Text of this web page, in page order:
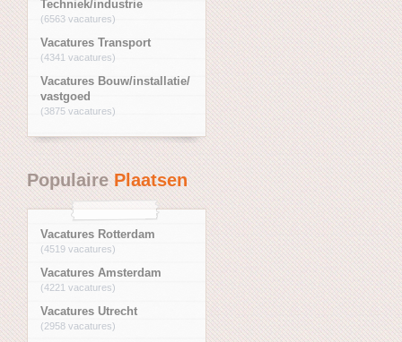
Techniek/industrie
(6563 vacatures)
Vacatures Transport
(4341 vacatures)
Vacatures Bouw/installatie/
vastgoed
(3875 vacatures)
PopulairePlaatsen
Vacatures Rotterdam
(4519 vacatures)
Vacatures Amsterdam
(4221 vacatures)
Vacatures Utrecht
(2958 vacatures)